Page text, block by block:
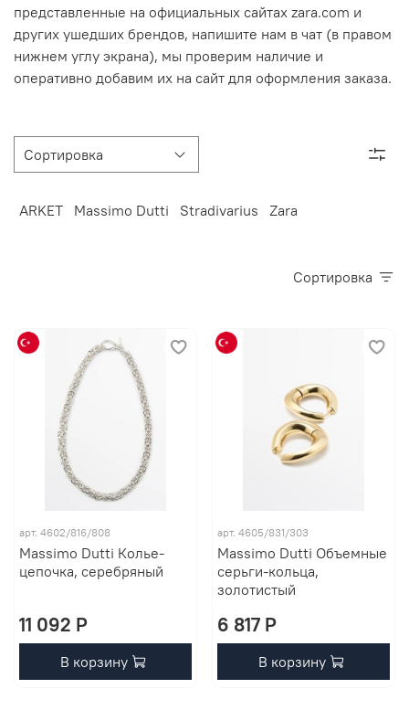
представленные на официальных сайтах zara.com и
других ушедших брендов, напишите нам в чат (в правом
нижнем углу экрана), мы проверим наличие и
оперативно добавим их на сайт для оформления заказа.
ARKET Massimo Dutti Stradivarius Zara
Сортировка
арт. 4602/816/808
Massimo Dutti Колье-
цепочка, серебряный
11 092 P
В корзину
арт. 4605/831/303
Massimo Dutti Объемные
серьги-кольца,
золотистый
6 817 P
В корзину